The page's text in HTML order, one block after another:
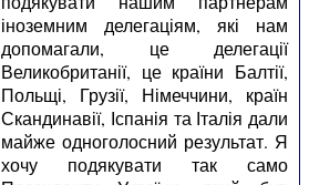
іноземним делегаціям, які нам
допомагали, це делегації
Великобританії, це країни Балтії,
Польщі, Грузії, Німеччини, країн
Скандинавії, Іспанія та Італія дали
майже одноголосний результат. Я
хочу подякувати так само